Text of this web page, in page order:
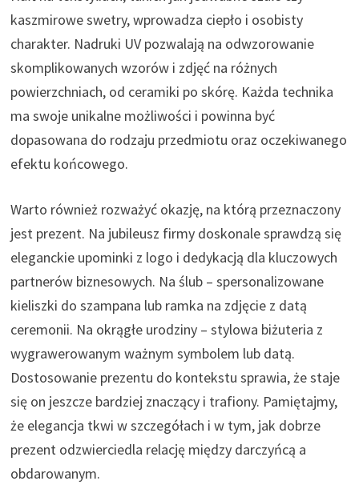
kaszmirowe swetry, wprowadza ciepło i osobisty
charakter. Nadruki UV pozwalają na odwzorowanie
skomplikowanych wzorów i zdjęć na różnych
powierzchniach, od ceramiki po skórę. Każda technika
ma swoje unikalne możliwości i powinna być
dopasowana do rodzaju przedmiotu oraz oczekiwanego
efektu końcowego.
Warto również rozważyć okazję, na którą przeznaczony
jest prezent. Na jubileusz firmy doskonale sprawdzą się
eleganckie upominki z logo i dedykacją dla kluczowych
partnerów biznesowych. Na ślub – spersonalizowane
kieliszki do szampana lub ramka na zdjęcie z datą
ceremonii. Na okrągłe urodziny – stylowa biżuteria z
wygrawerowanym ważnym symbolem lub datą.
Dostosowanie prezentu do kontekstu sprawia, że staje
się on jeszcze bardziej znaczący i trafiony. Pamiętajmy,
że elegancja tkwi w szczegółach i w tym, jak dobrze
prezent odzwierciedla relację między darczyńcą a
obdarowanym.